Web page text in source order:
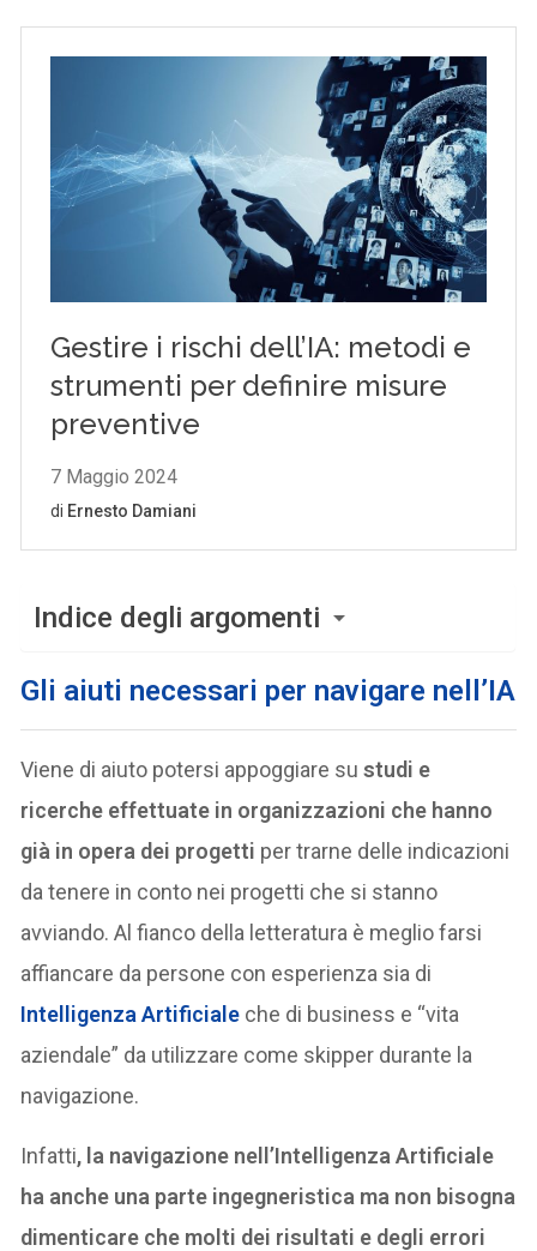
Indice degli argomenti
Gli aiuti necessari per navigare nell’IA
Viene di aiuto potersi appoggiare sustudi e
ricerche effettuate in organizzazioni che hanno
già in opera dei progetti per trarne delle indicazioni
da tenere in conto nei progetti che si stanno
avviando. Al fianco della letteratura è meglio farsi
affiancare da persone con esperienza sia di
Intelligenza Artificiale che di business e “vita
aziendale” da utilizzare come skipper durante la
navigazione.
Infatti, la navigazione nell’Intelligenza Artificiale
ha anche una parte ingegneristica ma non bisogna
dimenticare che molti dei risultati e degli errori